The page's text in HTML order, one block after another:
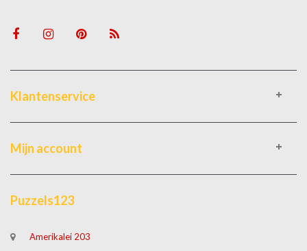
Klantenservice
Mijn account
Puzzels123
Amerikalei 203